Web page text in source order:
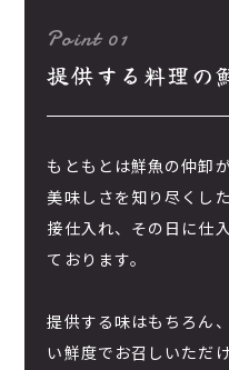
Point 01
提供する料理の
もともとは鮮魚の仲卸
美味しさを知り尽くし
接仕入れ、その日に仕
ております。
提供する味はもちろん
い鮮度でお召しいただ